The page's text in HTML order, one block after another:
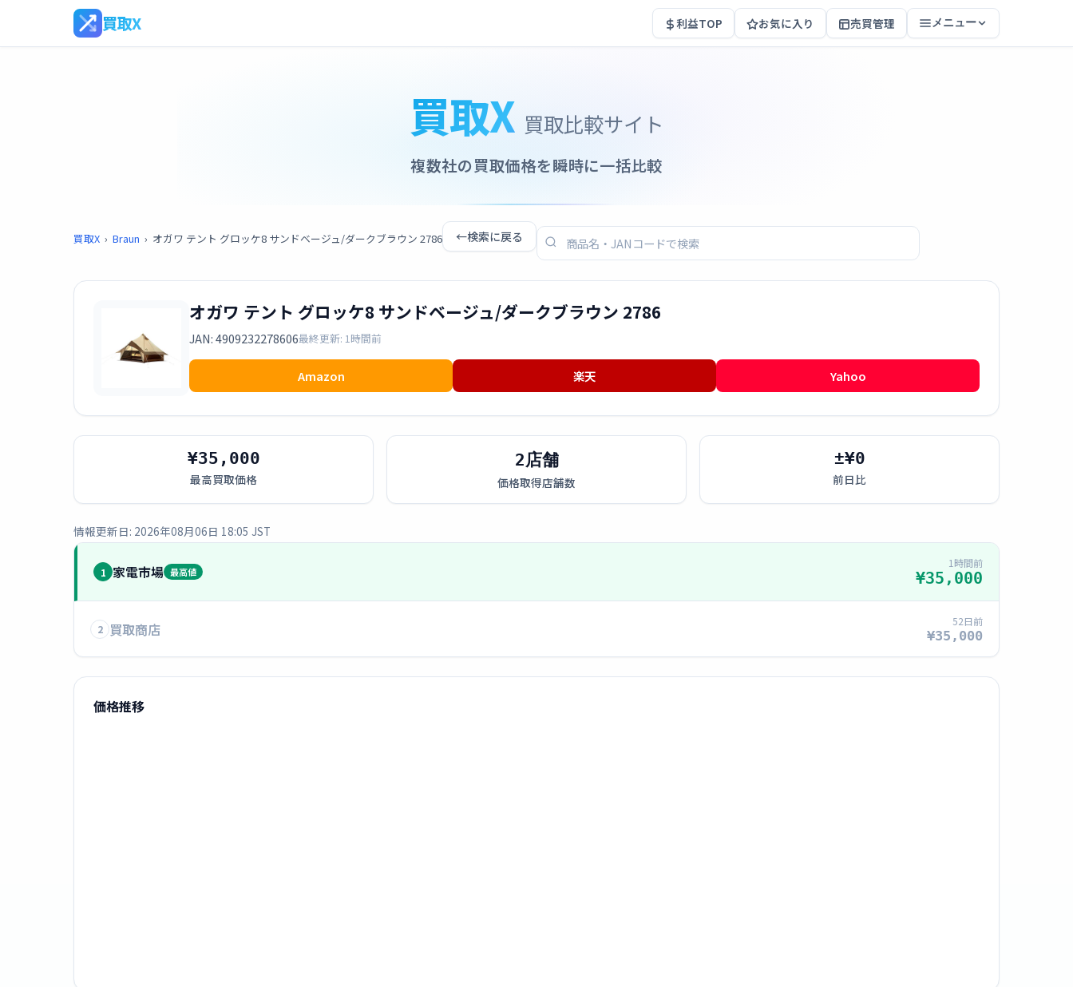
買取X 利益TOP お気に入り 売買管理 メニュー
買取X 買取比較サイト
複数社の買取価格を瞬時に一括比較
買取X › Braun › オガワ テント グロッケ8 サンドベージュ/ダークブラウン 2786 ←検索に戻る
オガワ テント グロッケ8 サンドベージュ/ダークブラウン 2786
JAN: 4909232278606最終更新: 1時間前
Amazon 楽天 Yahoo
¥35,000
最高買取価格
2店舗
価格取得店舗数
±¥0
前日比
情報更新日: 2026年08月06日 18:05 JST
1 家電市場 最高値
1時間前
¥35,000
2 買取商店 52日前
¥35,000
価格推移